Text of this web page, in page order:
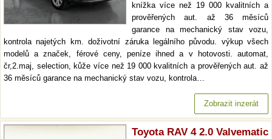
knížka více než 19 000 kvalitních a
prověřených aut. až 36 měsíců
garance na mechanický stav vozu,
kontrola najetých km. doživotní záruka legálního původu. výkup všech
modelů a značek, férové ceny, peníze ihned a v hotovosti. automat,
čr,2.maj, selection, kůže více než 19 000 kvalitních a prověřených aut. až
36 měsíců garance na mechanický stav vozu, kontrola…
Zobrazit inzerát
Toyota RAV 4 2.0 Valvematic